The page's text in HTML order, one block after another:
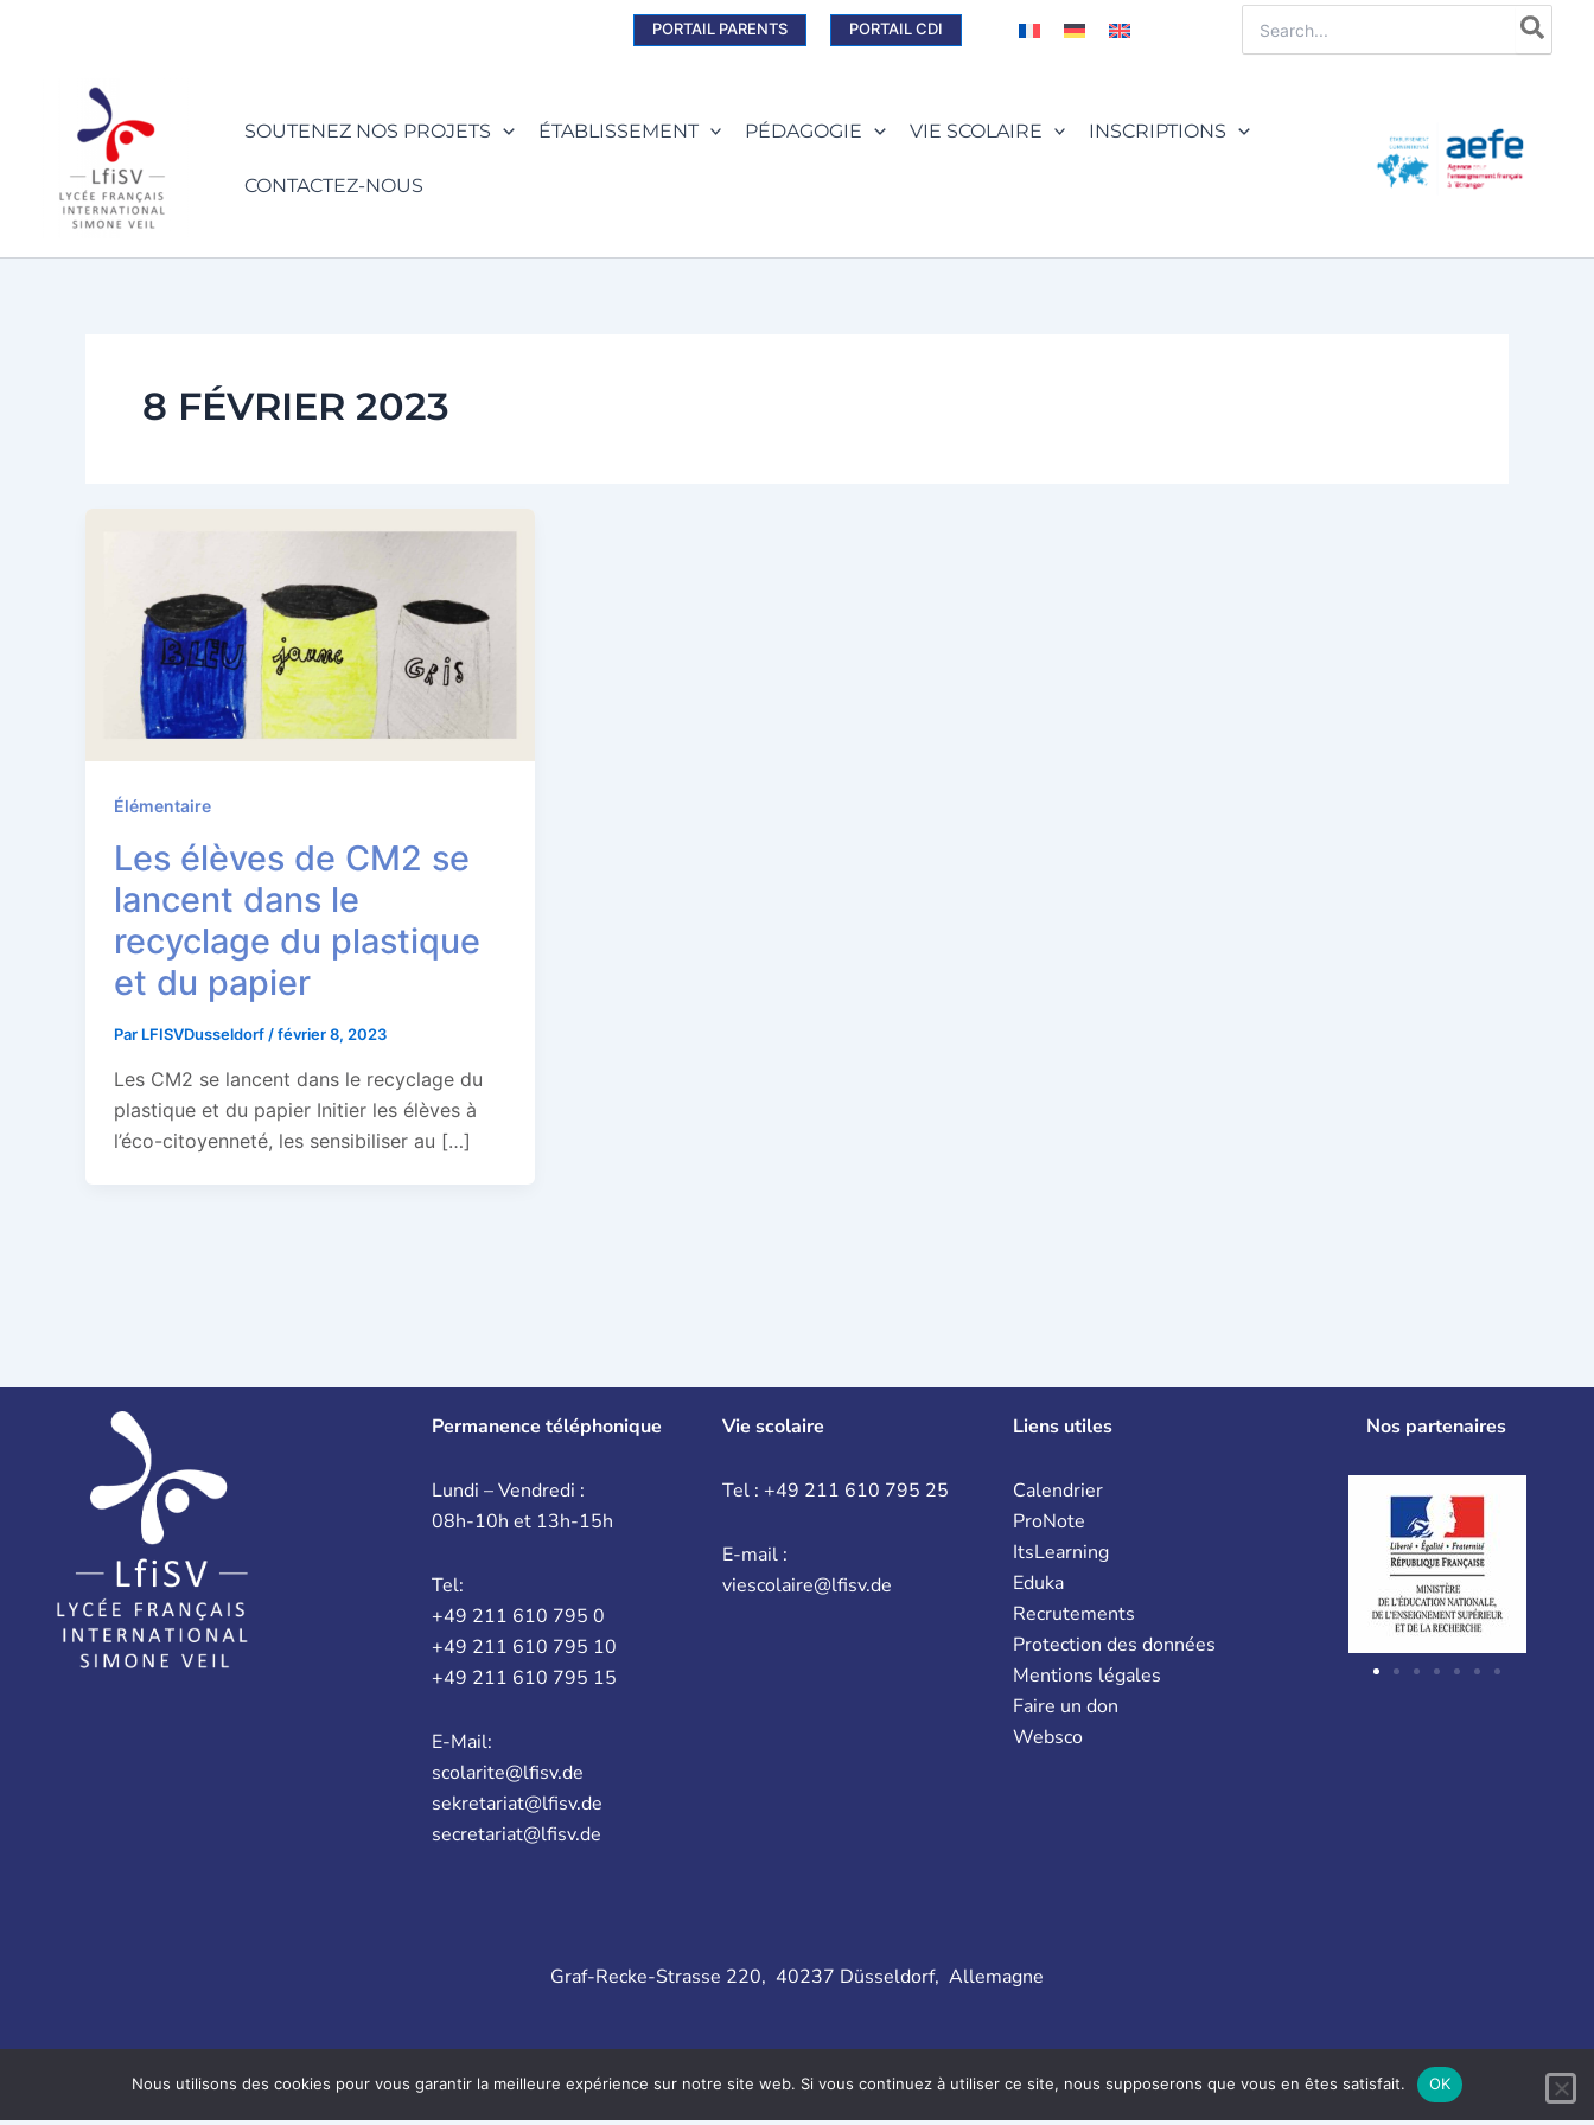
PORTAIL PARENTS PORTAIL CDI
SOUTENEZ NOS PROJETS ÉTABLISSEMENT PÉDAGOGIE VIE SCOLAIRE INSCRIPTIONS
CONTACTEZ-NOUS
8 FÉVRIER 2023
Élémentaire
Les élèves de CM2 se
lancent dans le
recyclage du plastique
et du papier
Par LFISVDusseldorf/février 8, 2023
Les CM2 se lancent dans le recyclage du
plastique et du papier Initier les élèves à
l’éco-citoyenneté, les sensibiliser au […]
Permanence téléphonique
Lundi – Vendredi :
08h-10h et 13h-15h
Tel:
+49 211 610 795 0
+49 211 610 795 10
+49 211 610 795 15
E-Mail:
scolarite@lfisv.de
sekretariat@lfisv.de
secretariat@lfisv.de
Vie scolaire
Tel : +49 211 610 795 25
E-mail :
viescolaire@lfisv.de
Liens utiles
Calendrier
ProNote
ItsLearning
Eduka
Recrutements
Protection des données
Mentions légales
Faire un don
Websco
Nos partenaires
Graf-Recke-Strasse 220, 40237 Düsseldorf, Allemagne
a
c
i
n
i
m
n
s
Nous utilisons des cookies pour vous garantir la meilleure expérience sur notre site web. Si vous continuez à utiliser ce site, nous supposerons que vous en êtes satisfait. OK